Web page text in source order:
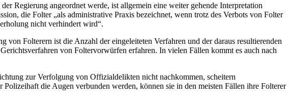
Regierung angeordnet werde, ist allgemein eine weiter gehende Interpretation
die Folter „als administrative Praxis bezeichnet, wenn trotz des Verbots von Folter
nicht verhindert wird“.
Folterern ist die Anzahl der eingeleiteten Verfahren und der daraus resultierenden
von Foltervorwürfen erfahren. In vielen Fällen kommt es auch nach
zur Verfolgung von Offizialdelikten nicht nachkommen, scheitern
die Augen verbunden werden, können sie in den meisten Fällen ihre Folterer